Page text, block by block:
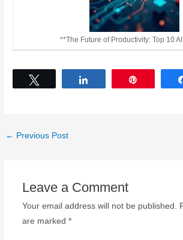
**The Future of Productivity: Top 10
← Previous Post
Leave a Comment
Your email address will not be published.
are marked *